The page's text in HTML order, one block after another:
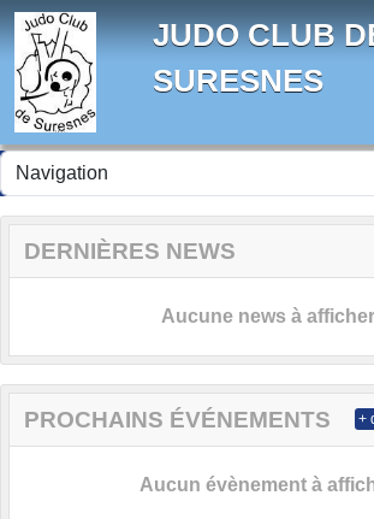
JUDO CLUB
SURESNES
DERNIÈRES NEWS
Aucune news à
PROCHAINS ÉVÉNEMENTS
Aucun évènement à
+
Panneau de gestion des cookies